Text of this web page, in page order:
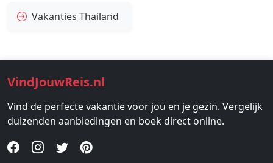
Vakanties Thailand
VindJouwReis.nl
Vind de perfecte vakantie voor jou en je gezin. Vergelijk
duizenden aanbiedingen en boek direct online.